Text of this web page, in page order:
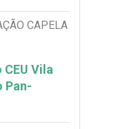
CAPELA
Vila
Pan-